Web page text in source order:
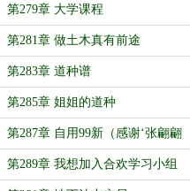
第279章 大学课程
第281章 做土木真有前途
第283章 道种谱
第285章 姐姐的道种
第287章 自用99新（感谢‘张翩翩
喵’伊芙送张翩翩200个好感符）
第289章 我想加入合欢学习小组